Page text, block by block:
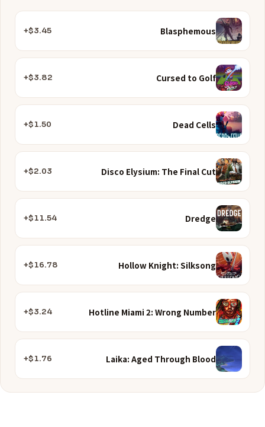
Blasphemous
$3.45+
Cursed to Golf
$3.82+
Dead Cells
$1.50+
Disco Elysium: The Final Cut
$2.03+
Dredge
$11.54+
Hollow Knight: Silksong
$16.78+
Hotline Miami 2: Wrong Number
$3.24+
Laika: Aged Through Blood
$1.76+